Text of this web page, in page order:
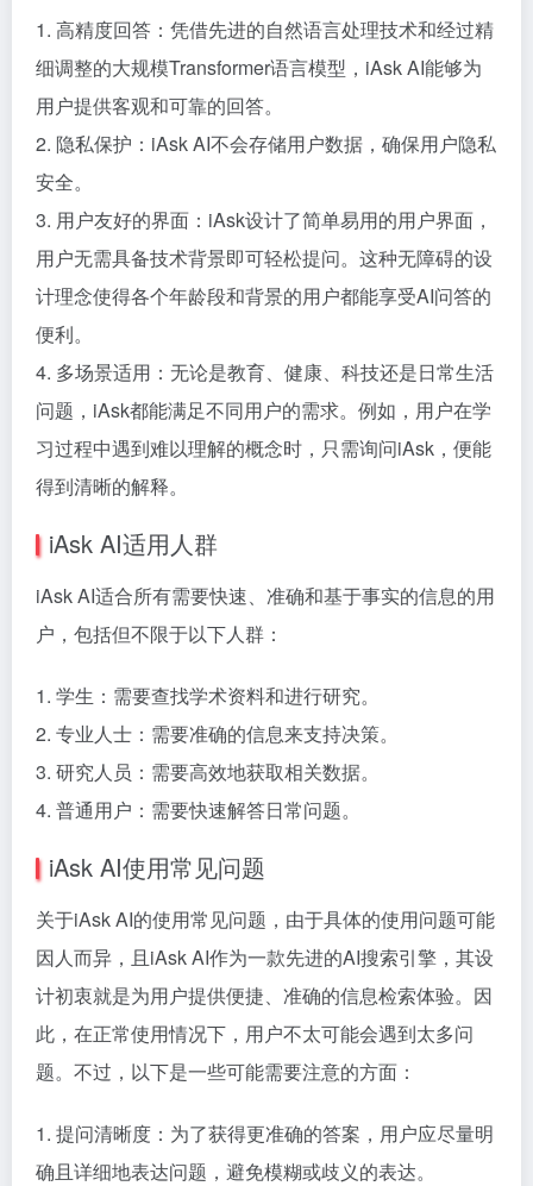
1. 高精度回答：凭借先进的自然语言处理技术和经过精
细调整的大规模Transformer语言模型，iAsk AI能够为
用户提供客观和可靠的回答。
2. 隐私保护：iAsk AI不会存储用户数据，确保用户隐私
安全。
3. 用户友好的界面：iAsk设计了简单易用的用户界面，
用户无需具备技术背景即可轻松提问。这种无障碍的设
计理念使得各个年龄段和背景的用户都能享受AI问答的
便利。
4. 多场景适用：无论是教育、健康、科技还是日常生活
问题，iAsk都能满足不同用户的需求。例如，用户在学
习过程中遇到难以理解的概念时，只需询问iAsk，便能
得到清晰的解释。
iAsk AI适用人群
iAsk AI适合所有需要快速、准确和基于事实的信息的用
户，包括但不限于以下人群：
1. 学生：需要查找学术资料和进行研究。
2. 专业人士：需要准确的信息来支持决策。
3. 研究人员：需要高效地获取相关数据。
4. 普通用户：需要快速解答日常问题。
iAsk AI使用常见问题
关于iAsk AI的使用常见问题，由于具体的使用问题可能
因人而异，且iAsk AI作为一款先进的AI搜索引擎，其设
计初衷就是为用户提供便捷、准确的信息检索体验。因
此，在正常使用情况下，用户不太可能会遇到太多问
题。不过，以下是一些可能需要注意的方面：
1. 提问清晰度：为了获得更准确的答案，用户应尽量明
确且详细地表达问题，避免模糊或歧义的表达。